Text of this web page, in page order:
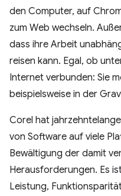
den Computer, auf
zum Web wechseln.
dass ihre Arbeit
reisen kann. Egal, ob
Internet verbunden: Sie
beispielsweise in der
Corel hat
von Software auf viele
Bewältigung der damit
Herausforderungen. Es
Leistung,